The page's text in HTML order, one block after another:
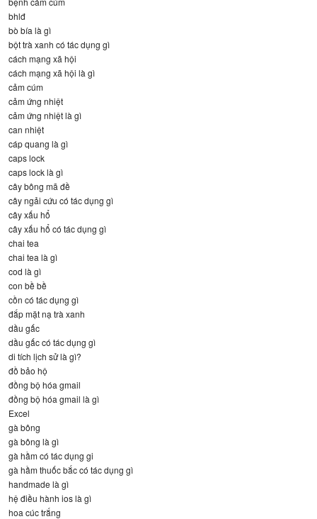
bhlđ
bò bía là gì
bột trà xanh có tác dụng gì
cách mạng xã hội
cách mạng xã hội là gì
cảm cúm
cảm ứng nhiệt
cảm ứng nhiệt là gì
can nhiệt
cáp quang là gì
caps lock
caps lock là gì
cây bông mã đề
cây ngải cứu có tác dụng gì
cây xấu hổ
cây xấu hổ có tác dụng gì
chai tea
chai tea là gì
cod là gì
con bề bề
cồn có tác dụng gì
đắp mặt nạ trà xanh
dầu gấc
dầu gấc có tác dụng gì
di tích lịch sử là gì?
đồ bảo hộ
đồng bộ hóa gmail
đồng bộ hóa gmail là gì
Excel
gà bông
gà bông là gì
gà hầm có tác dụng gi
gà hầm thuốc bắc có tác dụng gì
handmade là gì
hệ điều hành ios là gì
hoa cúc trắng